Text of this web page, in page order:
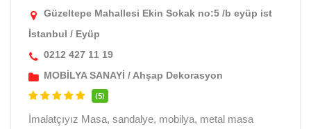
Güzeltepe Mahallesi Ekin Sokak no:5 /b eyüp ist
İstanbul / Eyüp
0212 427 11 19
MOBİLYA SANAYİ / Ahşap Dekorasyon
(5)
İmalatçıyız Masa, sandalye, mobilya, metal masa